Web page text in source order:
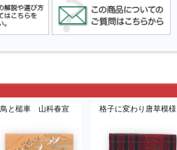
鳥と槌車 山科春宣 格子に変わり唐草模様